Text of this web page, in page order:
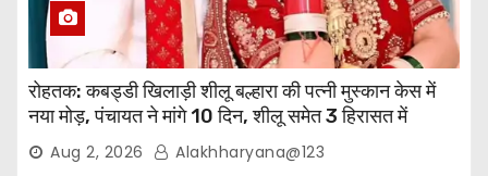
रोहतक: कबड्डी खिलाड़ी शीलू बल्हारा की पत्नी मुस्कान केस में
नया मोड़, पंचायत ने मांगे 10 दिन, शीलू समेत 3 हिरासत में
Aug 2, 2026 Alakhharyana@123